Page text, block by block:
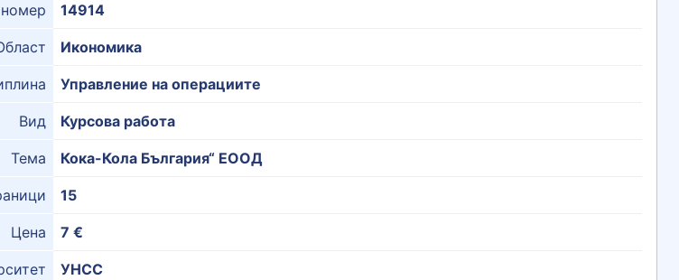
14914
Икономика
Управление на операциите
Вид Курсова работа
Тема Кока-Кола България“ ЕООД
15
Цена 7 €
УНСС